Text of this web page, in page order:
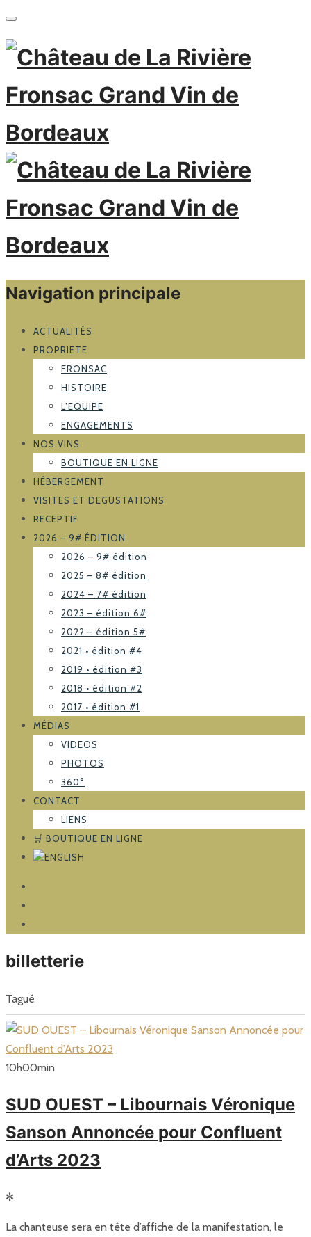
Navigation principale
ACTUALITÉS
PROPRIETE
FRONSAC
HISTOIRE
L’EQUIPE
ENGAGEMENTS
NOS VINS
BOUTIQUE EN LIGNE
HÉBERGEMENT
VISITES ET DEGUSTATIONS
RECEPTIF
2026 – 9# ÉDITION
2026 – 9# édition
2025 – 8# édition
2024 – 7# édition
2023 – édition 6#
2022 – édition 5#
2021 • édition #4
2019 • édition #3
2018 • édition #2
2017 • édition #1
MÉDIAS
VIDEOS
PHOTOS
360°
CONTACT
LIENS
🛒 BOUTIQUE EN LIGNE
billetterie
Tagué
10h00min
SUD OUEST – Libournais Véronique
Sanson Annoncée pour Confluent
d’Arts 2023
✻
La chanteuse sera en tête d’affiche de la manifestation, le